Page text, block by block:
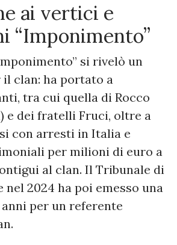
ai vertici e
“Imponimento”
si rivelò un
clan: ha portato a
tra cui quella di Rocco
e dei fratelli Fruci, oltre a
con arresti in Italia e
per milioni di euro a
al clan. Il Tribunale di
nel 2024 ha poi emesso una
anni per un referente